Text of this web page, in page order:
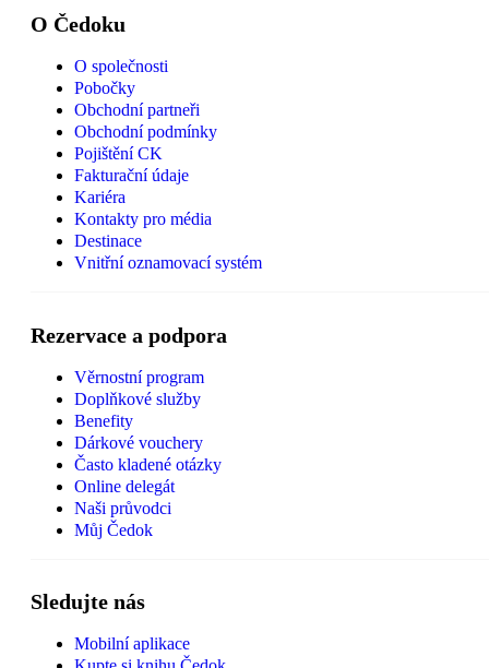
O Čedoku
O společnosti
Pobočky
Obchodní partneři
Obchodní podmínky
Pojištění CK
Fakturační údaje
Kariéra
Kontakty pro média
Destinace
Vnitřní oznamovací systém
Rezervace a podpora
Věrnostní program
Doplňkové služby
Benefity
Dárkové vouchery
Často kladené otázky
Online delegát
Naši průvodci
Můj Čedok
Sledujte nás
Mobilní aplikace